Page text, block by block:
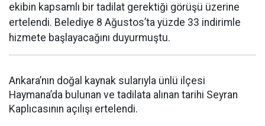
ekibin kapsamlı bir tadilat gerektiği görüşü üzerine
ertelendi. Belediye 8 Ağustos’ta yüzde 33 indirimle
hizmete başlayacağını duyurmuştu.
Ankara’nın doğal kaynak sularıyla ünlü ilçesi
Haymana’da bulunan ve tadilata alınan tarihi Seyran
Kaplıcasının açılışı ertelendi.